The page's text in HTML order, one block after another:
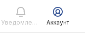
Уведомления Аккаунт